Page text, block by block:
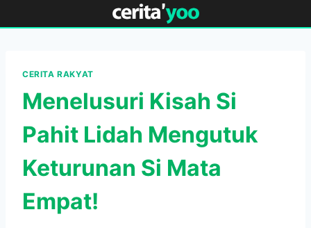
to
CERITA RAKYAT
Menelusuri Kisah Si
Pahit Lidah Mengutuk
Keturunan Si Mata
Empat!